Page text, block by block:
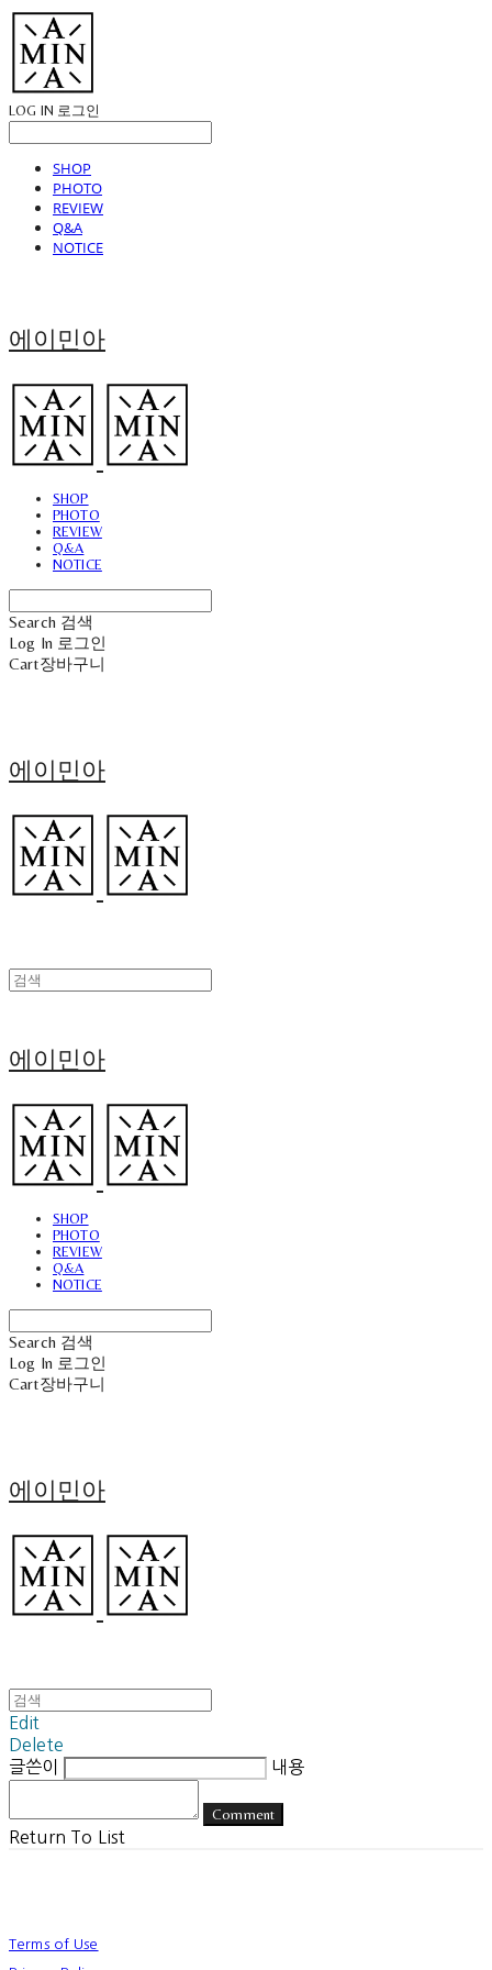
LOG IN 로그인
SHOP
PHOTO
REVIEW
Q&A
NOTICE
에이민아
SHOP
PHOTO
REVIEW
Q&A
NOTICE
Search 검색
Log In 로그인
Cart장바구니
에이민아
에이민아
SHOP
PHOTO
REVIEW
Q&A
NOTICE
Search 검색
Log In 로그인
Cart장바구니
에이민아
Edit
Delete
글쓴이
내용
Comment
Return To List
Terms of Use